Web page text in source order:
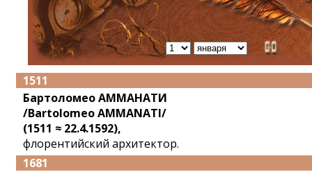
1511
Бартоломео АММАНАТИ
/Bartolomeo AMMANATI/
(1511 ≈ 22.4.1592),
флорентийский архитектор.
1681